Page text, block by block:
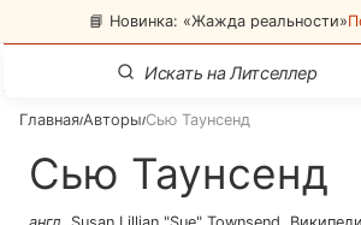
📘 Новинка: «Жажда реальности»
Главная/Авторы/Сью Таунсенд
Сью Таунсенд